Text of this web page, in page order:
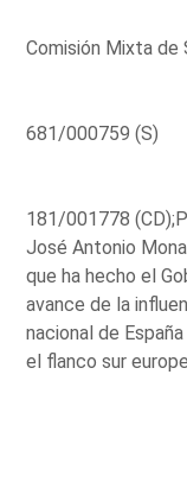
Comisión Mixta de
681/000759 (S)
181/001778
José Antonio
que ha hecho el
avance de la
nacional de
el flanco sur